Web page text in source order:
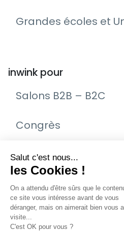
Grandes écoles et
inwink pour
Salons B2B – B2C
Congrès
Remise de prix –
Journée Portes